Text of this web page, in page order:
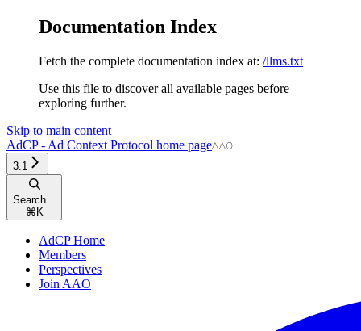
Documentation Index
Fetch the complete documentation index at: /llms.txt
Use this file to discover all available pages before
exploring further.
Skip to main content
AdCP - Ad Context Protocol home page
3.1
Search...
⌘ K
AdCP Home
Members
Perspectives
Join AAO